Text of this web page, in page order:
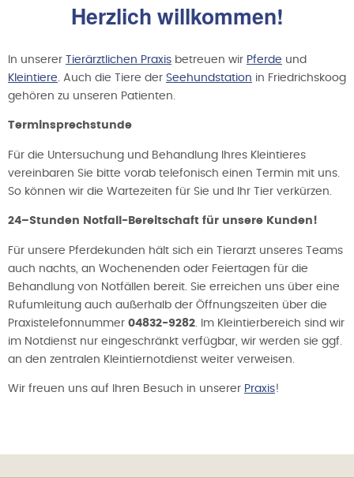
Herzlich willkommen!
In unserer Tierärztlichen Praxis betreuen wir Pferde und
Kleintiere. Auch die Tiere der Seehundstation in Friedrichskoog
gehören zu unseren Patienten.
Terminsprechstunde
Für die Untersuchung und Behandlung Ihres Kleintieres
vereinbaren Sie bitte vorab telefonisch einen Termin mit uns.
So können wir die Wartezeiten für Sie und Ihr Tier verkürzen.
24–Stunden Notfall-Bereitschaft für unsere Kunden!
Für unsere Pferdekunden hält sich ein Tierarzt unseres Teams
auch nachts, an Wochenenden oder Feiertagen für die
Behandlung von Notfällen bereit. Sie erreichen uns über eine
Rufumleitung auch außerhalb der Öffnungszeiten über die
Praxistelefonnummer 04832-9282 . Im Kleintierbereich sind wir
im Notdienst nur eingeschränkt verfügbar, wir werden sie ggf.
an den zentralen Kleintiernotdienst weiter verweisen.
Wir freuen uns auf Ihren Besuch in unserer Praxis!